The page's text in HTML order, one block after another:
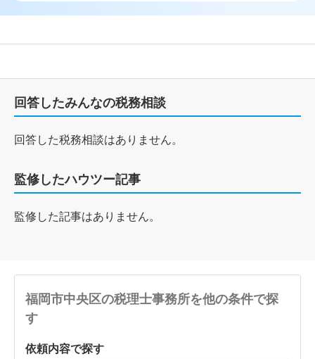
回答したみんなの税務相談
回答した税務相談はありません。
監修したハウツー記事
監修した記事はありません。
福岡市中央区の税理士事務所を他の条件で探
す
依頼内容で探す